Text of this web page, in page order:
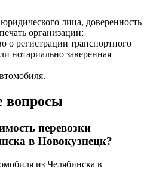
лица, доверенность
организации;
о регистрации транспортного
нотариально заверенная
вопросы
перевозки
в Новокузнецк?
из Челябинска в